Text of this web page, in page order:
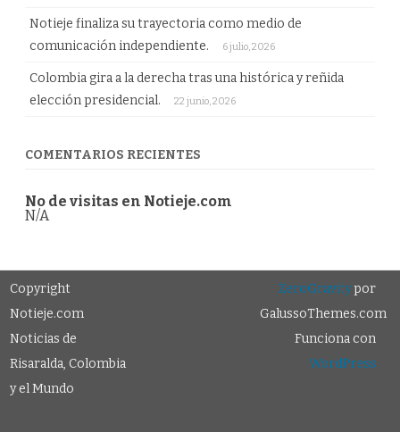
Notieje finaliza su trayectoria como medio de
comunicación independiente.
6 julio, 2026
Colombia gira a la derecha tras una histórica y reñida
elección presidencial.
22 junio, 2026
COMENTARIOS RECIENTES
No de visitas en Notieje.com
N/A
Copyright
Notieje.com
Noticias de
Risaralda, Colombia
y el Mundo
ZeroGravitypor
GalussoThemes.com
Funciona con
WordPress